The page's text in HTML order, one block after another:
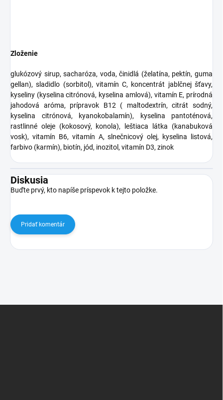
Zloženie
glukózový sirup, sacharóza, voda, činidlá (želatína, pektín, guma
gellan), sladidlo (sorbitol), vitamín C, koncentrát jablčnej šťavy,
kyseliny (kyselina citrónová, kyselina amlová), vitamín E, prírodná
jahodová aróma, prípravok B12 ( maltodextrín, citrát sodný,
kyselina citrónová, kyanokobalamín), kyselina pantoténová,
rastlinné oleje (kokosový, konola), leštiaca látka (kanabuková
vosk), vitamín B6, vitamín A, slnečnicový olej, kyselina listová,
farbivo (karmín), biotín, jód, inozitol, vitamín D3, zinok
Diskusia
Buďte prvý, kto napíše príspevok k tejto položke.
Pridať komentár